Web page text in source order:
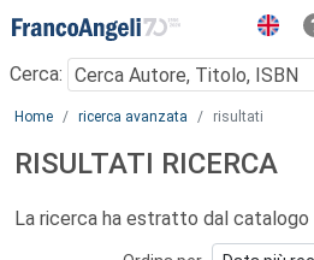
Menu
Cerca:
Main content
Home ricerca avanzata risultati
RISULTATI RICERCA
La ricerca ha estratto dal catalogo